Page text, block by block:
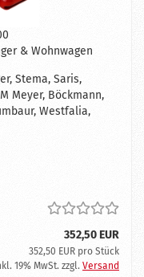
& Wohnwagen
Stema, Saris,
Meyer, Böckmann,
Westfalia,
352,50 EUR
352,50 EUR pro Stück
19% MwSt. zzgl. Versand